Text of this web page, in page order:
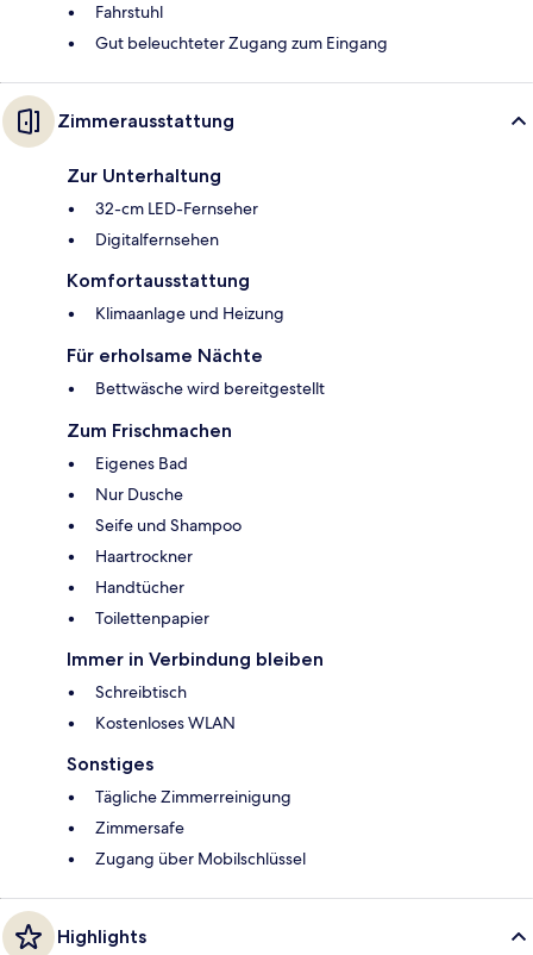
Fahrstuhl
Gut beleuchteter Zugang zum Eingang
Zimmerausstattung
Zur Unterhaltung
32-cm LED-Fernseher
Digitalfernsehen
Komfortausstattung
Klimaanlage und Heizung
Für erholsame Nächte
Bettwäsche wird bereitgestellt
Zum Frischmachen
Eigenes Bad
Nur Dusche
Seife und Shampoo
Haartrockner
Handtücher
Toilettenpapier
Immer in Verbindung bleiben
Schreibtisch
Kostenloses WLAN
Sonstiges
Tägliche Zimmerreinigung
Zimmersafe
Zugang über Mobilschlüssel
Highlights